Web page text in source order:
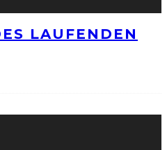
LAUFENDEN